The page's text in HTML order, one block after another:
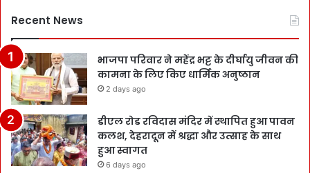
Recent News
भाजपा परिवार ने महेंद्र भट्ट के दीर्घायु जीवन की
कामना के लिए किए धार्मिक अनुष्ठान
2 days ago
डीएल रोड रविदास मंदिर में स्थापित हुआ पावन
कलश, देहरादून में श्रद्धा और उत्साह के साथ
हुआ स्वागत
6 days ago